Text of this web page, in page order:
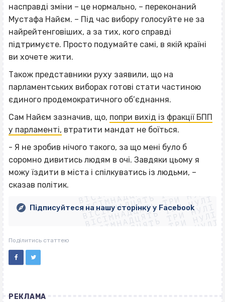
насправді зміни – це нормально, – переконаний
Мустафа Найєм. – Під час вибору голосуйте не за
найрейтенговіших, а за тих, кого справді
підтримуєте. Просто подумайте самі, в якій країні
ви хочете жити.
Також представники руху заявили, що на
парламентських виборах готові стати частиною
єдиного продемократичного об’єднання.
Сам Найєм зазначив, що, попри вихід із фракції БПП
у парламенті, втратити мандат не боїться.
- Я не зробив нічого такого, за що мені було б
соромно дивитись людям в очі. Завдяки цьому я
можу їздити в міста і спілкуватись із людьми, –
сказав політик.
ВІСІМНАДЦЯТЬ ТРИ НУЛІ
ВІСІМНАДЦЯТЬ ТРИ НУЛІ
ВІСІМНАДЦЯТЬ ТРИ НУЛІ
ВІСІМНАДЦЯТЬ ТРИ НУЛІ
ВІСІМНАДЦЯТЬ ТРИ НУЛІ
ВІСІМНАДЦЯТЬ ТРИ НУЛІ
ВІСІМНАДЦЯТЬ ТРИ НУЛІ
ВІСІМНАДЦЯТЬ ТРИ НУЛІ
Підписуйтеся на нашу сторінку у Facebook
Поділитись статтею
РЕКЛАМА